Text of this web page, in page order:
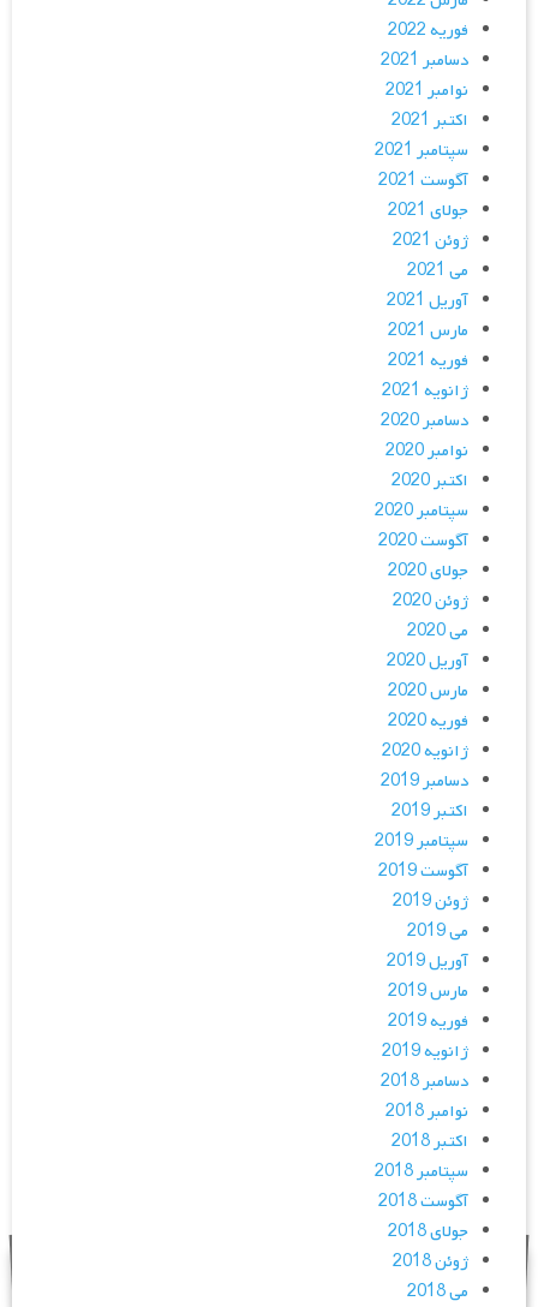
فوریه 2022
دسامبر 2021
نوامبر 2021
اکتبر 2021
سپتامبر 2021
آگوست 2021
جولای 2021
ژوئن 2021
می 2021
آوریل 2021
مارس 2021
فوریه 2021
ژانویه 2021
دسامبر 2020
نوامبر 2020
اکتبر 2020
سپتامبر 2020
آگوست 2020
جولای 2020
ژوئن 2020
می 2020
آوریل 2020
مارس 2020
فوریه 2020
ژانویه 2020
دسامبر 2019
اکتبر 2019
سپتامبر 2019
آگوست 2019
ژوئن 2019
می 2019
آوریل 2019
مارس 2019
فوریه 2019
ژانویه 2019
دسامبر 2018
نوامبر 2018
اکتبر 2018
سپتامبر 2018
آگوست 2018
جولای 2018
ژوئن 2018
می 2018